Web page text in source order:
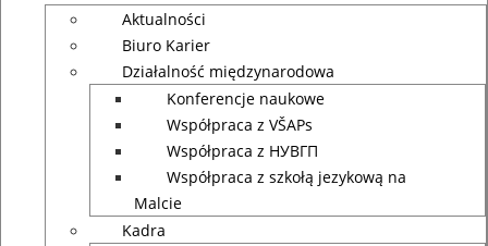
Aktualności
Biuro Karier
Działalność międzynarodowa
Konferencje naukowe
Współpraca z VŠAPs
Współpraca z НУВГП
Współpraca z szkołą jezykową na
Malcie
Kadra